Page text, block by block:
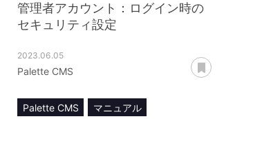
管理者アカウント：ログイン時の
セキュリティ設定
2023.06.05
Palette CMS
Palette CMS
マニュアル